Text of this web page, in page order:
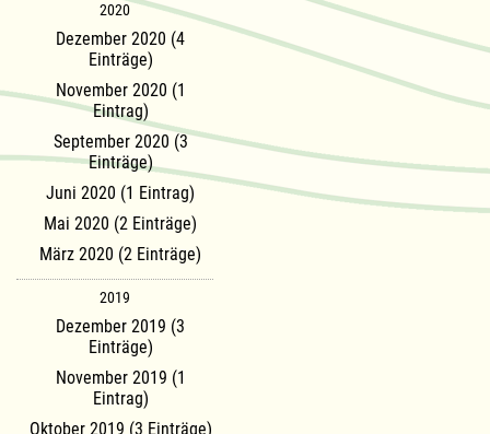
2020
Dezember 2020 (4
Einträge)
November 2020 (1
Eintrag)
September 2020 (3
Einträge)
Juni 2020 (1 Eintrag)
Mai 2020 (2 Einträge)
März 2020 (2 Einträge)
2019
Dezember 2019 (3
Einträge)
November 2019 (1
Eintrag)
Oktober 2019 (3 Einträge)